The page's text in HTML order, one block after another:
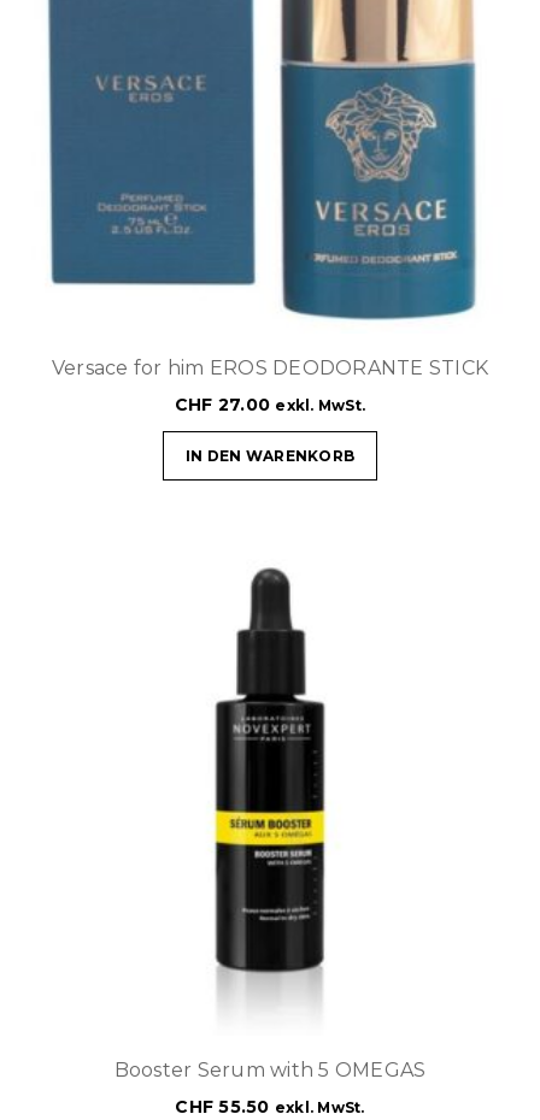
Versace for him EROS DEODORANTE STICK
CHF 27.00 exkl. MwSt.
IN DEN WARENKORB
Booster Serum with 5 OMEGAS
CHF 55.50 exkl. MwSt.